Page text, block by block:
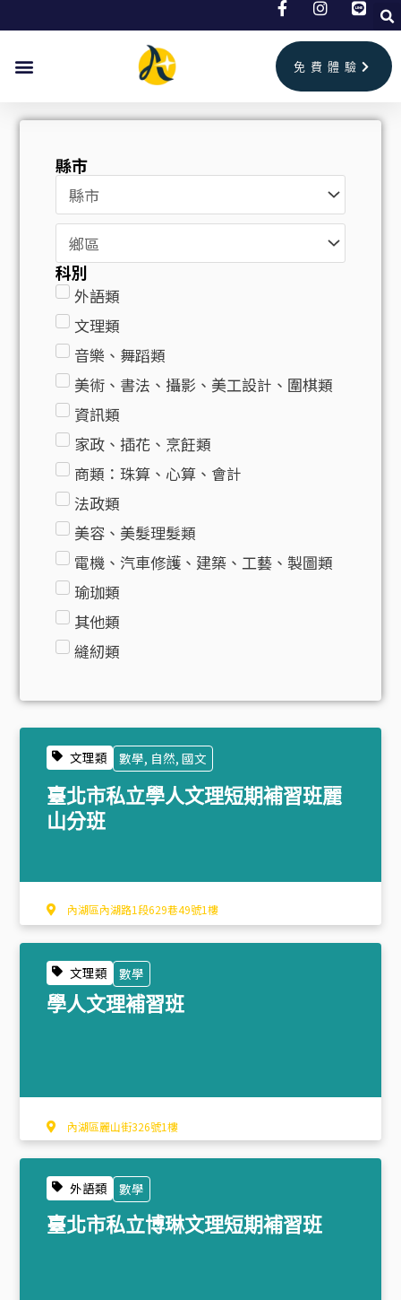
免費體驗
縣市
科別
外語類
文理類
音樂、舞蹈類
美術、書法、攝影、美工設計、圍棋類
資訊類
家政、插花、烹飪類
商類：珠算、心算、會計
法政類
美容、美髮理髮類
電機、汽車修護、建築、工藝、製圖類
瑜珈類
其他類
縫紉類
文理類 數學, 自然, 國文
臺北市私立學人文理短期補習班麗
山分班
內湖區內湖路1段629巷49號1樓
文理類 數學
學人文理補習班
內湖區麗山街326號1樓
外語類 數學
臺北市私立博琳文理短期補習班